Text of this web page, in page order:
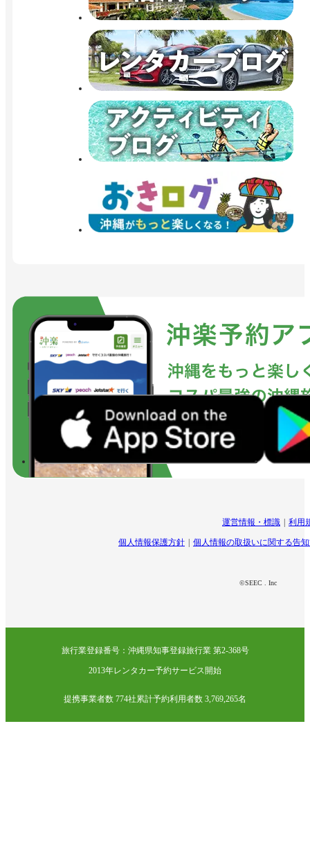
運営情報・標識 利用
個人情報保護方針 個人情報の取扱いに関する告
©SEEC . Inc
旅行業登録番号：沖縄県知事登録旅行業 第2-368号
2013年レンタカー予約サービス開始
提携事業者数 774社累計予約利用者数 3,769,265名